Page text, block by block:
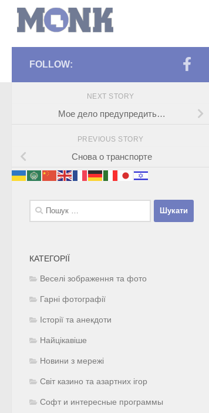
FOLLOW:
NEXT STORY
Мое дело предупредить…
PREVIOUS STORY
Снова о транспорте
Пошук:
КАТЕГОРІЇ
Веселі зображення та фото
Гарні фотографії
Історії та анекдоти
Найцікавіше
Новини з мережі
Світ казино та азартних ігор
Софт и интересные программы